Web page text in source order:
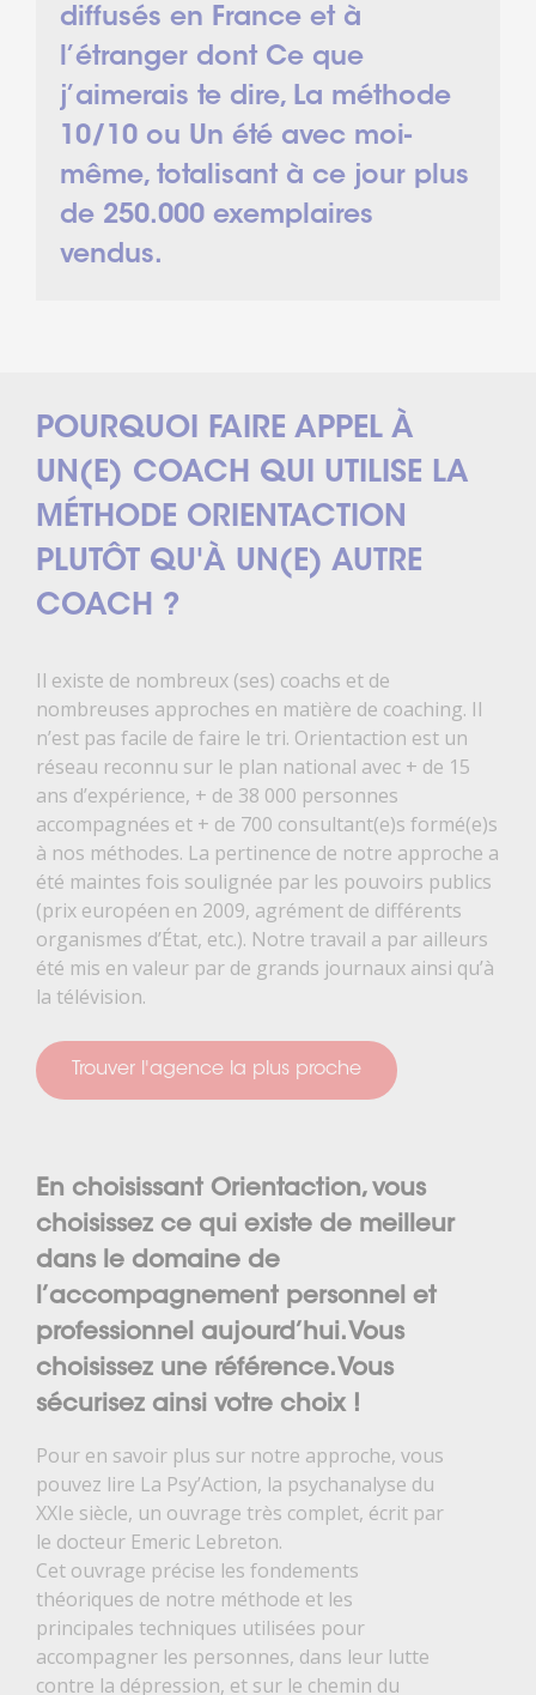
diffusés en France et à
l’étranger dont Ce que
j’aimerais te dire, La méthode
10/10 ou Un été avec moi-
même, totalisant à ce jour plus
de 250.000 exemplaires
vendus.
POURQUOI FAIRE APPEL À
UN(E) COACH QUI UTILISE LA
MÉTHODE ORIENTACTION
PLUTÔT QU'À UN(E) AUTRE
COACH ?
Il existe de nombreux (ses) coachs et de
nombreuses approches en matière de coaching. Il
n’est pas facile de faire le tri. Orientaction est un
réseau reconnu sur le plan national avec + de 15
ans d’expérience, + de 38 000 personnes
accompagnées et + de 700 consultant(e)s formé(e)s
à nos méthodes. La pertinence de notre approche a
été maintes fois soulignée par les pouvoirs publics
(prix européen en 2009, agrément de différents
organismes d’État, etc.). Notre travail a par ailleurs
été mis en valeur par de grands journaux ainsi qu’à
la télévision.
Trouver l'agence la plus proche
En choisissant Orientaction, vous
choisissez ce qui existe de meilleur
dans le domaine de
l’accompagnement personnel et
professionnel aujourd’hui. Vous
choisissez une référence. Vous
sécurisez ainsi votre choix !
Pour en savoir plus sur notre approche, vous
pouvez lire La Psy’Action, la psychanalyse du
XXIe siècle, un ouvrage très complet, écrit par
le docteur Emeric Lebreton.
Cet ouvrage précise les fondements
théoriques de notre méthode et les
principales techniques utilisées pour
accompagner les personnes, dans leur lutte
contre la dépression, et sur le chemin du